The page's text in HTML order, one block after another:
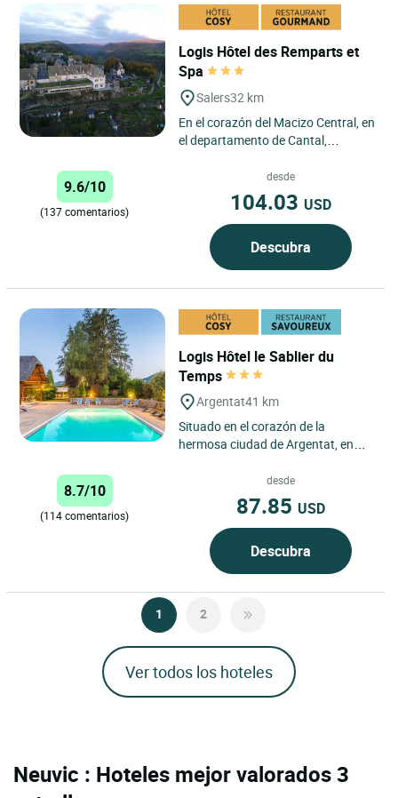
Logis Hôtel des Remparts et
Spa
Salers32 km
En el corazón del Macizo Central, en
el departamento de Cantal,
tamaño humano donde la familia...
9.6/10
(137 comentarios)
desde
104.03 USD
Descubra
Logis Hôtel le Sablier du
Temps
Argentat41 km
Situado en el corazón de la
hermosa ciudad de Argentat, en
Temps ofrece una experiencia...
8.7/10
(114 comentarios)
desde
87.85 USD
Descubra
1 2
Ver todos los hoteles
Neuvic : Hoteles mejor valorados 3